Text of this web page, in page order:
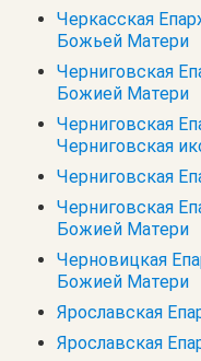
Черкасская
Божьей Матери
Черниговская
Божией Матери
Черниговская
Черниговская
Черниговская
Черниговская
Божией Матери
Черновицкая
Божией Матери
Ярославская
Ярославская